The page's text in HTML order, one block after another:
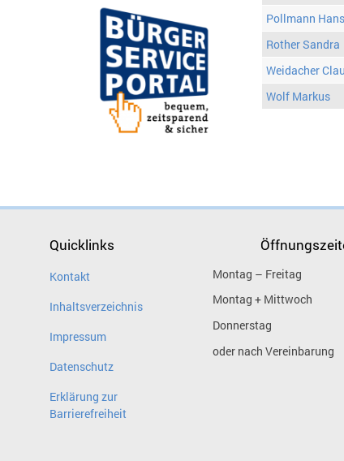
Pollmann Hans
Rother Sandra
Weidacher
Wolf Markus
Quicklinks
Kontakt
Inhaltsverzeichnis
Impressum
Datenschutz
Erklärung zur
Barrierefreiheit
Montag – Freitag
Montag + Mittwoch
Donnerstag
oder nach Vereinbarung